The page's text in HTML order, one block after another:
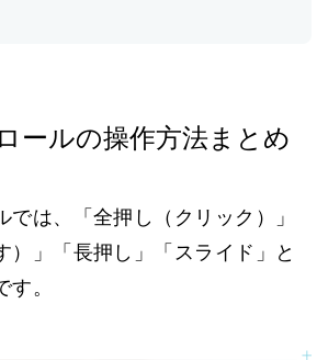
ールの操作方法まとめ
では、「全押し（クリック）」
）」「長押し」「スライド」と
。